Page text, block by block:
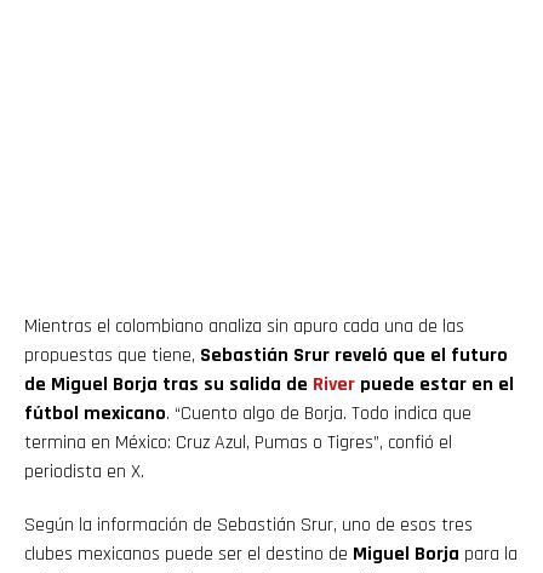
Mientras el colombiano analiza sin apuro cada una de las
propuestas que tiene, Sebastián Srur reveló que el futuro
de Miguel Borja tras su salida de River puede estar en el
fútbol mexicano. “Cuento algo de Borja. Todo indica que
termina en México: Cruz Azul, Pumas o Tigres”, confió el
periodista en X.
Según la información de Sebastián Srur, uno de esos tres
clubes mexicanos puede ser el destino de Miguel Borja para la